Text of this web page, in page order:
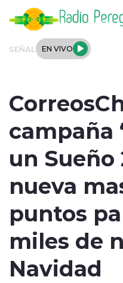
SEÑAL EN VIVO
Tendencias
Internacional
Deportes
Entrevistas
campaña
un Sueño
nueva
puntos
miles de
Navidad